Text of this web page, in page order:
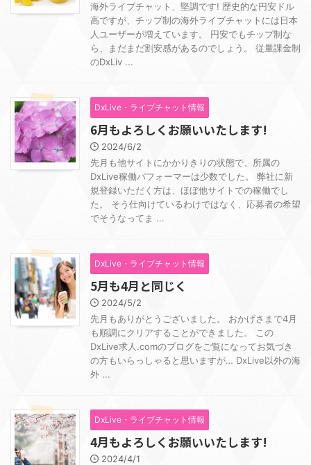
海外ライブチャット、堅調です! 歴史的な円安ドル
高ですが、チップ制の海外ライブチャットには日本
人ユーザーが増えています。 円安でもチップ制な
ら、まだまだ割安感があるのでしょう。 従量課金制
のDxLiv ...
DxLive・ライブチャット情報
6月もよろしくお願いいたします!
2024/6/2
先月も他サイトにかかりきりの状態で、所属の
DxLive稼働パフォーマーは少数でした。 弊社に新
規登録いただく方は、ほぼ他サイトでの稼働でし
た。 そう仕向けているわけではなく、応募者の希望
でそうなってま ...
DxLive・ライブチャット情報
5月も4月と同じく
2024/5/2
先月もありがとうございました。 おかげさまで4月
も順調にクリアすることができました。 この
DxLive求人.comのブログをご覧になってお気づき
の方もいらっしゃると思いますが… DxLive以外の海
外 ...
DxLive・ライブチャット情報
4月もよろしくお願いいたします!
2024/4/1